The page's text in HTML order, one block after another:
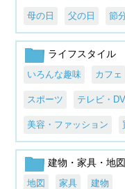
母の日 父の日 節
ライフスタイル
いろんな趣味 カフェ
スポーツ テレビ・
美容・ファッション
建物・家具・地図
地図 家具 建物